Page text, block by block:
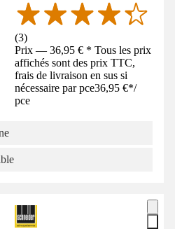
(3)
Prix — 36,95 € * Tous les prix
affichés sont des prix TTC,
frais de livraison en sus si
nécessaire par pce36,95 €*/
pce